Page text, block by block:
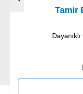
Tamir